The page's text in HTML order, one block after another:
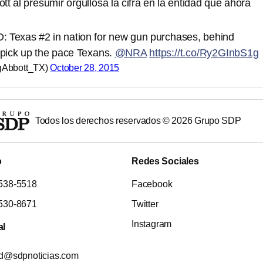
al presumir orgullosa la cifra en la entidad que ahora
Texas #2 in nation for new gun purchases, behind
up the pace Texans. @NRA https://t.co/Ry2GInbS1g
October 28, 2015
Todos los derechos reservados © 2026Grupo SDP
5518
8671
Redes Sociales
Facebook
Twitter
Instagram